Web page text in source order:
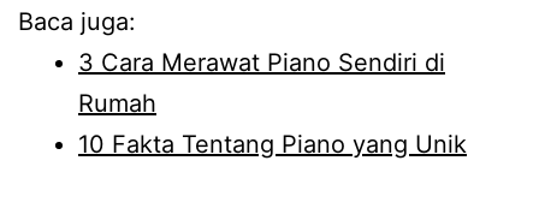
Baca juga:
3 Cara Merawat Piano Sendiri di
Rumah
10 Fakta Tentang Piano yang Unik